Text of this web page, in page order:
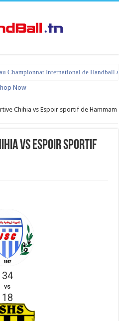
Championnat International de Handball
Chihia vs Espoir sportif de Hammam
vs Espoir sportif
34
vs
18